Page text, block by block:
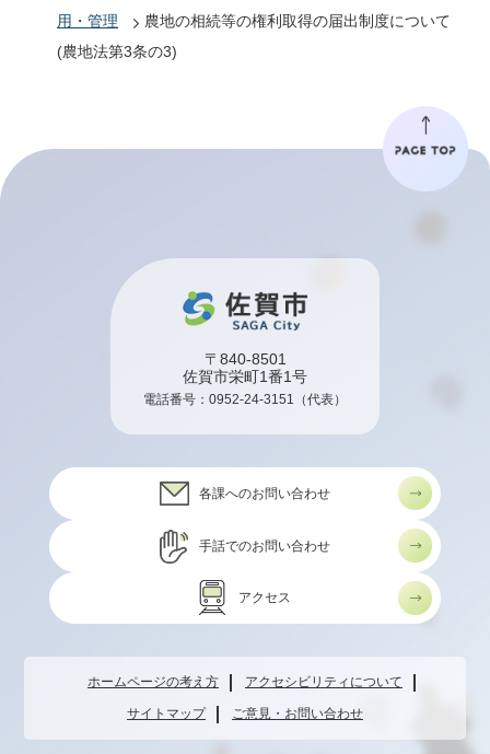
用・管理
農地の相続等の権利取得の届出制度について
(農地法第3条の3)
〒840-8501
佐賀市栄町1番1号
電話番号： 0952-24-3151 （代表）
各課へのお問い合わせ
手話でのお問い合わせ
アクセス
ホームページの考え方 アクセシビリティについて
サイトマップ ご意見・お問い合わせ